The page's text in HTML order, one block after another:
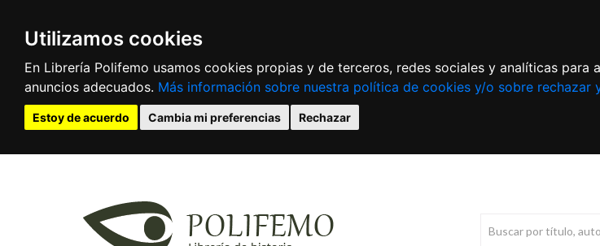
Utilizamos cookies
En Librería Polifemo usamos cookies propias y de terceros, redes sociales y analíticas
anuncios adecuados. Más información sobre nuestra política de cookies y/o sobre rechazar
Estoy de acuerdo Cambia mi preferencias Rechazar